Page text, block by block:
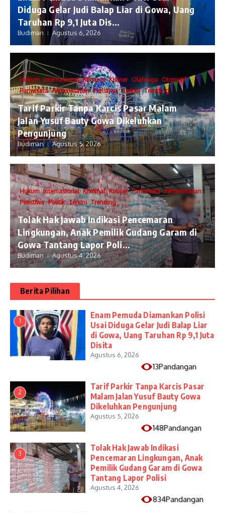
Diduga Gelar Judi Balap Liar di Gowa, Uang
Taruhan Rp 9,1 Juta Dis...
Budiman Agustus 6, 2026
Hukum Internasional Kriminal Kuliner Olahraga Otomotif
Pariwisata Pemerintahan Peristiwa Terkini Trending
Tarif Parkir Tanpa Karcis Pasar Malam
Jalan Yusuf Bauty Gowa Dikeluhkan
Pengunjung
Budiman Agustus 5, 2026
Hukum Internasional Kriminal Kuliner Pariwisata Pemerintahan
Peristiwa Politik Terkini Trending
Tolak Hak Jawab Indikasi Pencemaran
Lingkungan, Anak Pemilik Gudang Garam di
Gowa Tantang Lapor Poli...
Budiman Agustus 4, 2026
Berita Pilihan
1
Enam Pemuda Diamankan Polisi
Usai Diduga Gelar Judi Balap Liar
di Gowa, Uang Taruhan Rp 9,1 Juta
Disita
Agustus 6, 2026
13Pandangan
2
Tarif Parkir Tanpa Karcis Pasar
Malam Jalan Yusuf Bauty Gowa
Dikeluhkan Pengunjung
Agustus 5, 2026
148Pandangan
3
Tolak Hak Jawab Indikasi
Pencemaran Lingkungan, Anak
Pemilik Gudang Garam di Gowa
Tantang Lapor Polisi
Agustus 4, 2026
834Pandangan